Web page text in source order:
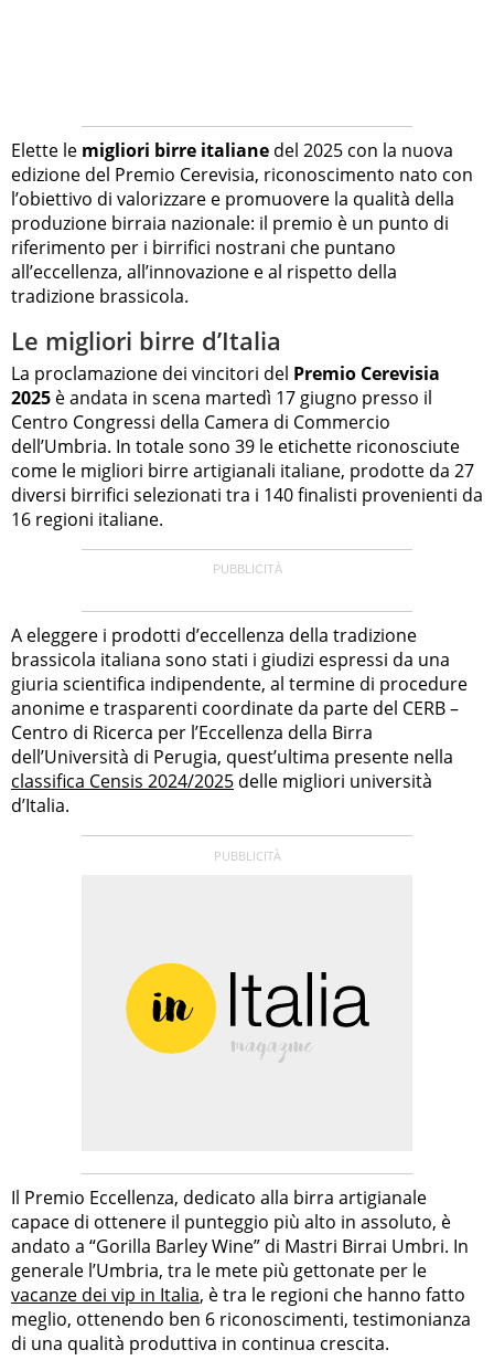
Elette le migliori birre italiane del 2025 con la nuova
edizione del Premio Cerevisia, riconoscimento nato con
l’obiettivo di valorizzare e promuovere la qualità della
produzione birraia nazionale: il premio è un punto di
riferimento per i birrifici nostrani che puntano
all’eccellenza, all’innovazione e al rispetto della
tradizione brassicola.
Le migliori birre d’Italia
La proclamazione dei vincitori del Premio Cerevisia
2025 è andata in scena martedì 17 giugno presso il
Centro Congressi della Camera di Commercio
dell’Umbria. In totale sono 39 le etichette riconosciute
come le migliori birre artigianali italiane, prodotte da 27
diversi birrifici selezionati tra i 140 finalisti provenienti da
16 regioni italiane.
A eleggere i prodotti d’eccellenza della tradizione
brassicola italiana sono stati i giudizi espressi da una
giuria scientifica indipendente, al termine di procedure
anonime e trasparenti coordinate da parte del CERB –
Centro di Ricerca per l’Eccellenza della Birra
dell’Università di Perugia, quest’ultima presente nella
classifica Censis 2024/2025 delle migliori università
d’Italia.
Il Premio Eccellenza, dedicato alla birra artigianale
capace di ottenere il punteggio più alto in assoluto, è
andato a “Gorilla Barley Wine” di Mastri Birrai Umbri. In
generale l’Umbria, tra le mete più gettonate per le
vacanze dei vip in Italia, è tra le regioni che hanno fatto
meglio, ottenendo ben 6 riconoscimenti, testimonianza
di una qualità produttiva in continua crescita.